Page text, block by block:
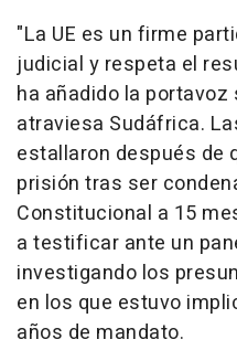
"La UE es un firme
judicial y respeta el
ha añadido la
atraviesa Sudáfrica.
estallaron después de
prisión tras ser
Constitucional a 15
a testificar ante un
investigando los
en los que estuvo
años de mandato.